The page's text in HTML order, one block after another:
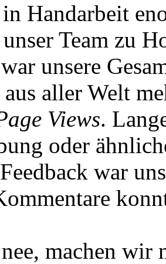
Handarbeit
Team zu
war unsere
aller Welt
Views.
oder
war
machen wir